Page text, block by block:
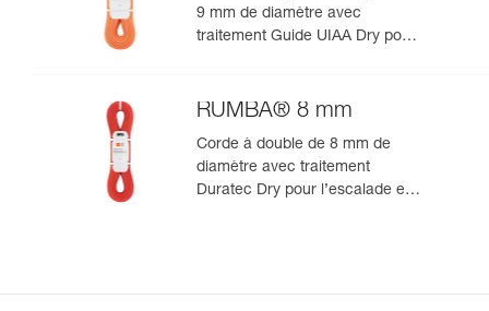
9 mm de diamètre avec
traitement Guide UIAA Dry pour
RUMBA® 8 mm
Corde à double de 8 mm de
diamètre avec traitement
Duratec Dry pour l’escalade en